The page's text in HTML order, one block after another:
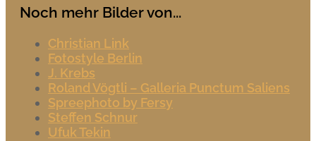
Noch mehr Bilder von...
Christian Link
Fotostyle Berlin
J. Krebs
Roland Vögtli – Galleria Punctum Saliens
Spreephoto by Fersy
Steffen Schnur
Ufuk Tekin